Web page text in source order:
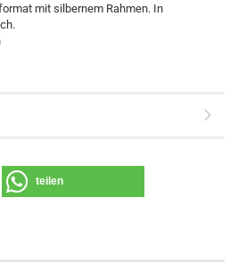
mit silbernem Rahmen. In
teilen